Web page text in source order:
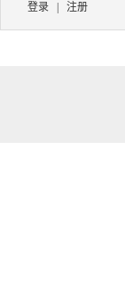
登录 注册